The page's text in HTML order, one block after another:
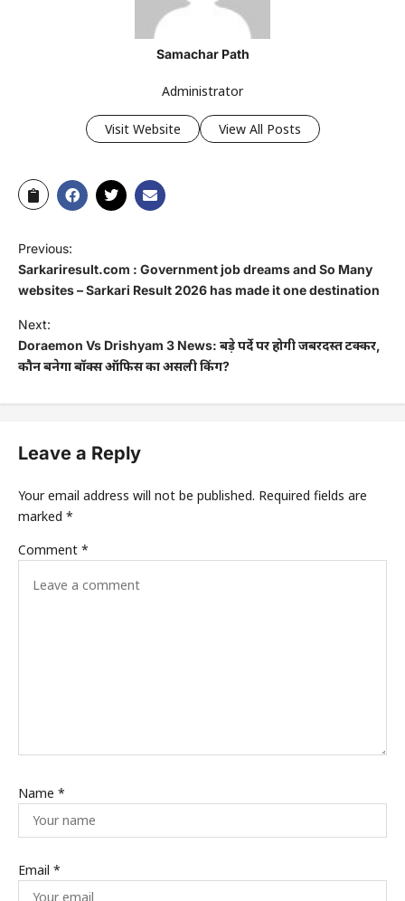
Samachar Path
Administrator
Visit Website View All Posts
Previous:
Sarkariresult.com : Government job dreams and So Many
websites – Sarkari Result 2026 has made it one destination
Next:
Doraemon Vs Drishyam 3 News: बड़े पर्दे पर होगी जबरदस्त टक्कर,
कौन बनेगा बॉक्स ऑफिस का असली किंग?
Leave a Reply
Your email address will not be published. Required fields are
marked *
Comment *
Name *
Email *